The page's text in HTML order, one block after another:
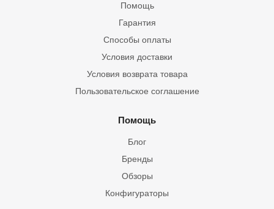
Помощь
Гарантия
Способы оплаты
Условия доставки
Условия возврата товара
Пользовательское соглашение
Помощь
Блог
Бренды
Обзоры
Конфигураторы